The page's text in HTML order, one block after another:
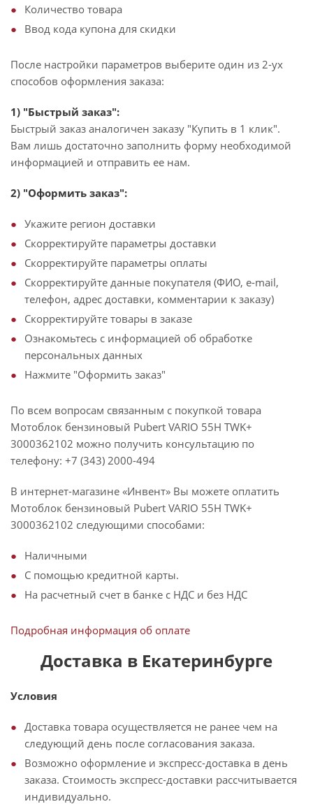
Количество товара
Ввод кода купона для скидки
После настройки параметров выберите один из 2-ух
способов оформления заказа:
1) "Быстрый заказ":
Быстрый заказ аналогичен заказу "Купить в 1 клик".
Вам лишь достаточно заполнить форму необходимой
информацией и отправить ее нам.
2) "Оформить заказ":
Укажите регион доставки
Скорректируйте параметры доставки
Скорректируйте параметры оплаты
Скорректируйте данные покупателя (ФИО, e-mail,
телефон, адрес доставки, комментарии к заказу)
Скорректируйте товары в заказе
Ознакомьтесь с информацией об обработке
персональных данных
Нажмите "Оформить заказ"
По всем вопросам связанным с покупкой товара
Мотоблок бензиновый Pubert VARIO 55H TWK+
3000362102 можно получить консультацию по
телефону: +7 (343) 2000-494
В интернет-магазине «Инвент» Вы можете оплатить
Мотоблок бензиновый Pubert VARIO 55H TWK+
3000362102 следующими способами:
Наличными
С помощью кредитной карты.
На расчетный счет в банке с НДС и без НДС
Подробная информация об оплате
Доставка в Екатеринбурге
Условия
Доставка товара осуществляется не ранее чем на
следующий день после согласования заказа.
Возможно оформление и экспресс-доставка в день
заказа. Стоимость экспресс-доставки рассчитывается
индивидуально.